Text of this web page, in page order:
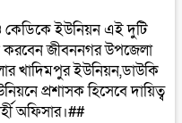
কেডিকে ইউনিয়ন এই দুটি
করবেন জীবননগর উপজেলা
খাদিমপুর ইউনিয়ন,ডাউকি
প্রশাসক হিসেবে দায়িত্ব
অফিসার।##